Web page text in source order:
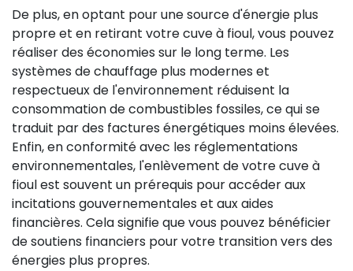
De plus, en optant pour une source d'énergie plus
propre et en retirant votre cuve à fioul, vous pouvez
réaliser des économies sur le long terme. Les
systèmes de chauffage plus modernes et
respectueux de l'environnement réduisent la
consommation de combustibles fossiles, ce qui se
traduit par des factures énergétiques moins élevées.
Enfin, en conformité avec les réglementations
environnementales, l'enlèvement de votre cuve à
fioul est souvent un prérequis pour accéder aux
incitations gouvernementales et aux aides
financières. Cela signifie que vous pouvez bénéficier
de soutiens financiers pour votre transition vers des
énergies plus propres.